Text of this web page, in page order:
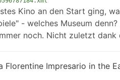
Kino an den Start ging,
- welches Museum
noch. Nicht zuletzt dank
Florentine Impresario in the